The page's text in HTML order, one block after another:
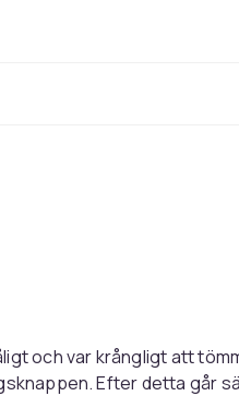
och var krångligt att
Efter detta går